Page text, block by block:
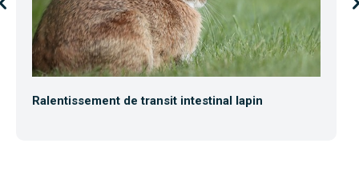
Ralentissement de transit intestinal lapin